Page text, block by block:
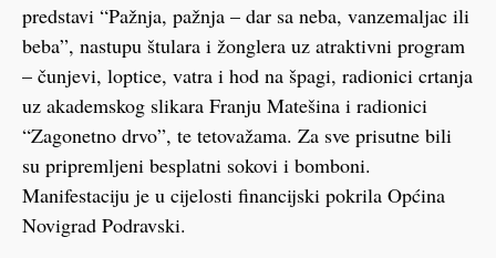
predstavi “Pažnja, pažnja – dar sa neba, vanzemaljac ili
beba”, nastupu štulara i žonglera uz atraktivni program
– čunjevi, loptice, vatra i hod na špagi, radionici crtanja
uz akademskog slikara Franju Matešina i radionici
“Zagonetno drvo”, te tetovažama. Za sve prisutne bili
su pripremljeni besplatni sokovi i bomboni.
Manifestaciju je u cijelosti financijski pokrila Općina
Novigrad Podravski.